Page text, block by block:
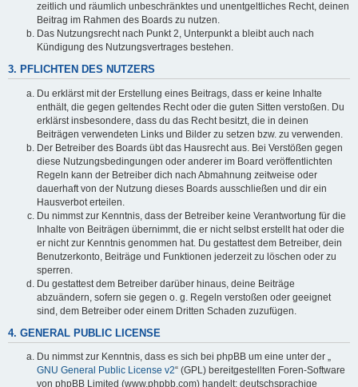
zeitlich und räumlich unbeschränktes und unentgeltliches Recht, deinen
Beitrag im Rahmen des Boards zu nutzen.
Das Nutzungsrecht nach Punkt 2, Unterpunkt a bleibt auch nach
Kündigung des Nutzungsvertrages bestehen.
3. PFLICHTEN DES NUTZERS
Du erklärst mit der Erstellung eines Beitrags, dass er keine Inhalte
enthält, die gegen geltendes Recht oder die guten Sitten verstoßen. Du
erklärst insbesondere, dass du das Recht besitzt, die in deinen
Beiträgen verwendeten Links und Bilder zu setzen bzw. zu verwenden.
Der Betreiber des Boards übt das Hausrecht aus. Bei Verstößen gegen
diese Nutzungsbedingungen oder anderer im Board veröffentlichten
Regeln kann der Betreiber dich nach Abmahnung zeitweise oder
dauerhaft von der Nutzung dieses Boards ausschließen und dir ein
Hausverbot erteilen.
Du nimmst zur Kenntnis, dass der Betreiber keine Verantwortung für die
Inhalte von Beiträgen übernimmt, die er nicht selbst erstellt hat oder die
er nicht zur Kenntnis genommen hat. Du gestattest dem Betreiber, dein
Benutzerkonto, Beiträge und Funktionen jederzeit zu löschen oder zu
sperren.
Du gestattest dem Betreiber darüber hinaus, deine Beiträge
abzuändern, sofern sie gegen o. g. Regeln verstoßen oder geeignet
sind, dem Betreiber oder einem Dritten Schaden zuzufügen.
4. GENERAL PUBLIC LICENSE
Du nimmst zur Kenntnis, dass es sich bei phpBB um eine unter der „
GNU General Public License v2“ (GPL) bereitgestellten Foren-Software
von phpBB Limited (www.phpbb.com) handelt; deutschsprachige